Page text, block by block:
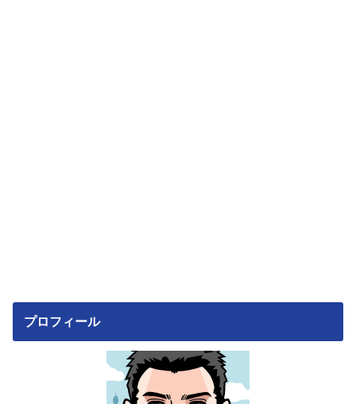
プロフィール